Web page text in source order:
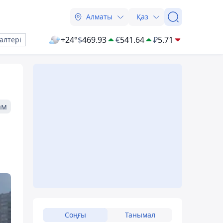
Алматы Қаз
+24°$469.93 €541.64 ₽5.71
Соңғы Танымал